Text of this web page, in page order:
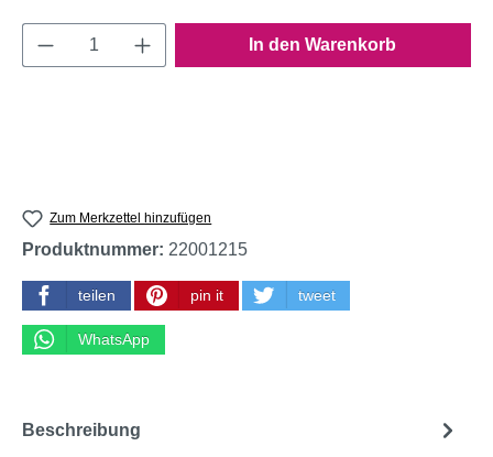
Produkt Anzahl: Gib den gewünschten
In den Warenkorb
Zum Merkzettel hinzufügen
Produktnummer: 22001215
teilen pin it tweet
WhatsApp
Beschreibung